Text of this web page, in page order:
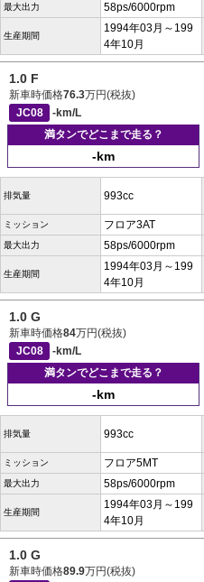
最大出力 58ps/6000rpm
生産期間
1994年03月～199
4年10月
1.0 F
新車時価格76.3万円(税抜)
JC08
-km/L
満タンでどこまで走る？
-km
排気量 993cc
ミッション フロア3AT
最大出力 58ps/6000rpm
生産期間
1994年03月～199
4年10月
1.0 G
新車時価格84万円(税抜)
JC08
-km/L
満タンでどこまで走る？
-km
排気量 993cc
ミッション フロア5MT
最大出力 58ps/6000rpm
生産期間
1994年03月～199
4年10月
1.0 G
新車時価格89.9万円(税抜)